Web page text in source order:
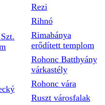
Rezi
Rihnó
Rimabánya
erődített templom
Rohonc Batthyány
várkastély
Rohonc vára
Ruszt városfalak